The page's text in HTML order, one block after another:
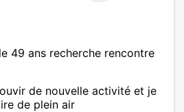
49 ans recherche rencontre
de nouvelle activité et je
de plein air